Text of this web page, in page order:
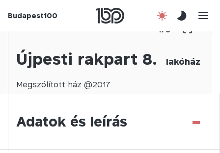
Budapest100
1/ 0
Újpesti rakpart 8. lakóház
Megszólított ház @2017
Adatok és leírás -